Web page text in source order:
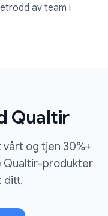
av team i
Qualtir
og tjen 30%+
Qualtir-produkter
ditt.